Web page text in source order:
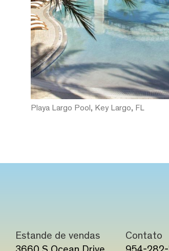
Playa Largo Pool, Key Largo, FL
Estande de vendas
Contato